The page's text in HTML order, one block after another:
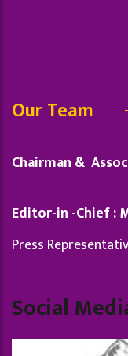
Our Team
Chairman &
Editor-in -Chief :
Press
Social